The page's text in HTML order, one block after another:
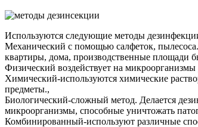
Используются следующие методы
Механический с помощью салфеток,
квартиры, дома, производственные площади
Физический воздействует на
Химический-используются химические
предметы.,
Биологический-сложный метод. Делается
микроорганизмы, способные уничтожать
Комбинированный-используют различные